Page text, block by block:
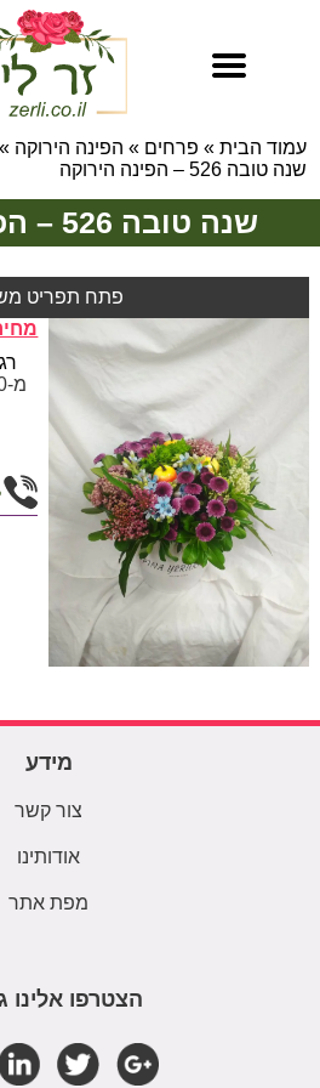
עמוד הבית » פרחים » הפינה הירוקה »
שנה טובה 526 – הפינה הירוקה
שנה טובה 526 – הפינה הירוקה
פתח תפריט
מ-200
מידע
צור קשר
אודותינו
מפת אתר
הצטרפו אלינו